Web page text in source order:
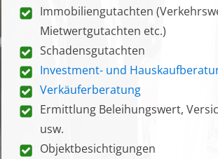
Immobiliengutachten
Mietwertgutachten etc.)
Schadensgutachten
Investment- und
Verkäuferberatung
Ermittlung Beleihungswert,
usw.
Objektbesichtigungen